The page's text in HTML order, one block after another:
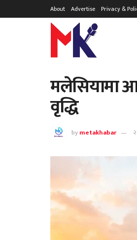
About Advertise Privacy &
मलेसियामा
वृद्धि
bymetakhabar